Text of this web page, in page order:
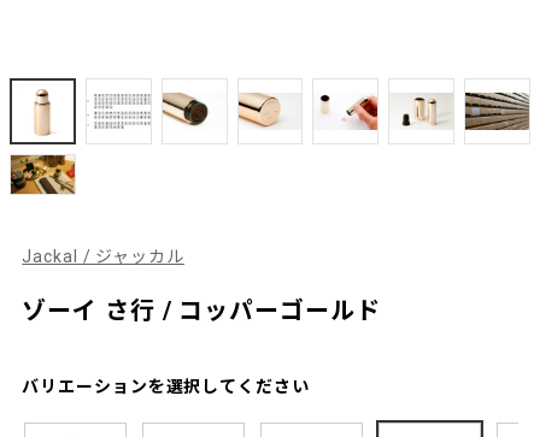
Jackal / ジャッカル
ゾーイ さ行 / コッパーゴールド
バリエーションを選択してください